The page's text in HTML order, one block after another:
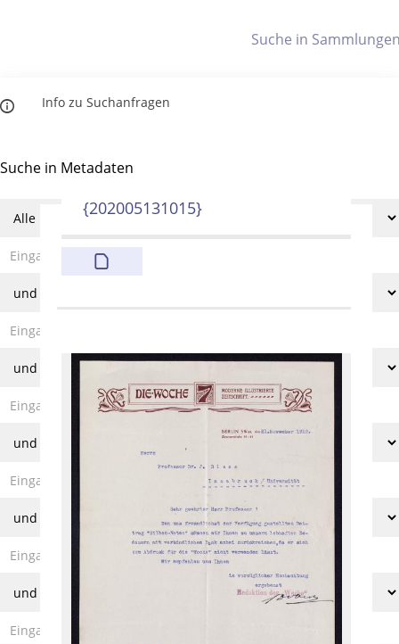
Letzte Trefferliste
Zuletzt gesucht
Info zu Suchanfragen
Suche in Metadaten
Titelindex
{202005131015}